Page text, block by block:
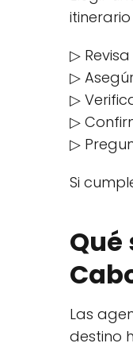
▷
▷
▷
▷
▷
Si
Qué
Las
destino